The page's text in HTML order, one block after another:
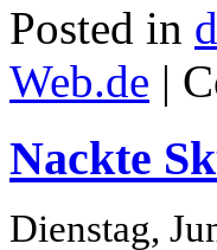
Posted in
Web.de |
Nackte
Dienstag,